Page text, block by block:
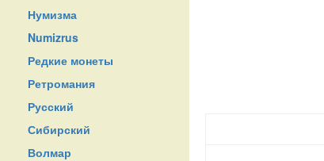
Нумизма
Numizrus
Редкие монеты
Ретромания
Русский
Сибирский
Волмар